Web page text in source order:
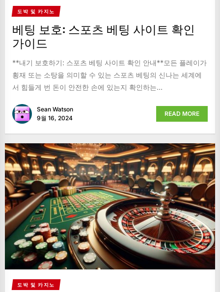
도박 및 카지노
베팅 보호: 스포츠 베팅 사이트 확인
가이드
**내기 보호하기: 스포츠 베팅 사이트 확인 안내**모든 플레이가
횡재 또는 소탕을 의미할 수 있는 스포츠 베팅의 신나는 세계에
서 힘들게 번 돈이 안전한 손에 있는지 확인하는...
Sean Watson
9월 16, 2024
READ MORE
도박 및 카지노